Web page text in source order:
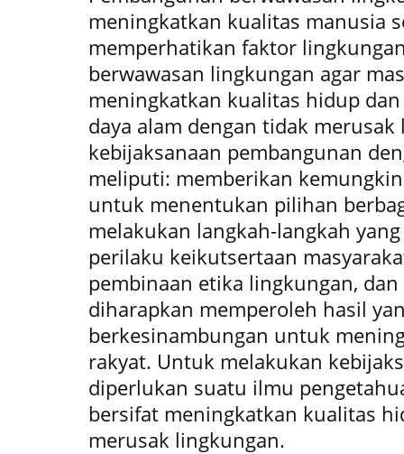
meningkatkan kualitas manusia
memperhatikan faktor
berwawasan lingkungan agar
meningkatkan kualitas hidup
daya alam dengan tidak
kebijaksanaan pembangunan
meliputi: memberikan
untuk menentukan pilihan
melakukan langkah-langkah
perilaku keikutsertaan
pembinaan etika lingkungan,
diharapkan memperoleh hasil
berkesinambungan untuk
rakyat. Untuk melakukan
diperlukan suatu ilmu
bersifat meningkatkan kualitas
merusak lingkungan.